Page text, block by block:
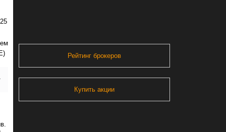
Рейтинг брокеров
Купить акции